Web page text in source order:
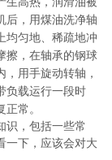
后，用煤油洗净轴
均匀地、稀疏地冲
擦，在轴承的钢球
用手旋动转轴，
负载运行一段时
常。
识，包括一些常
一下，应该会对大